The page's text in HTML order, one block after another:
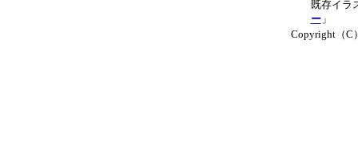
既存イラ
ー」
Copyright（C